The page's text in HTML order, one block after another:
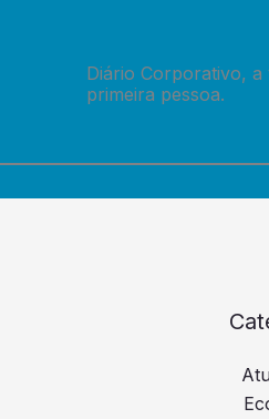
Diário Corporativo,
primeira pessoa.